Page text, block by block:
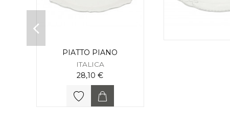
PIATTO PIANO
ITALICA
28,10 €